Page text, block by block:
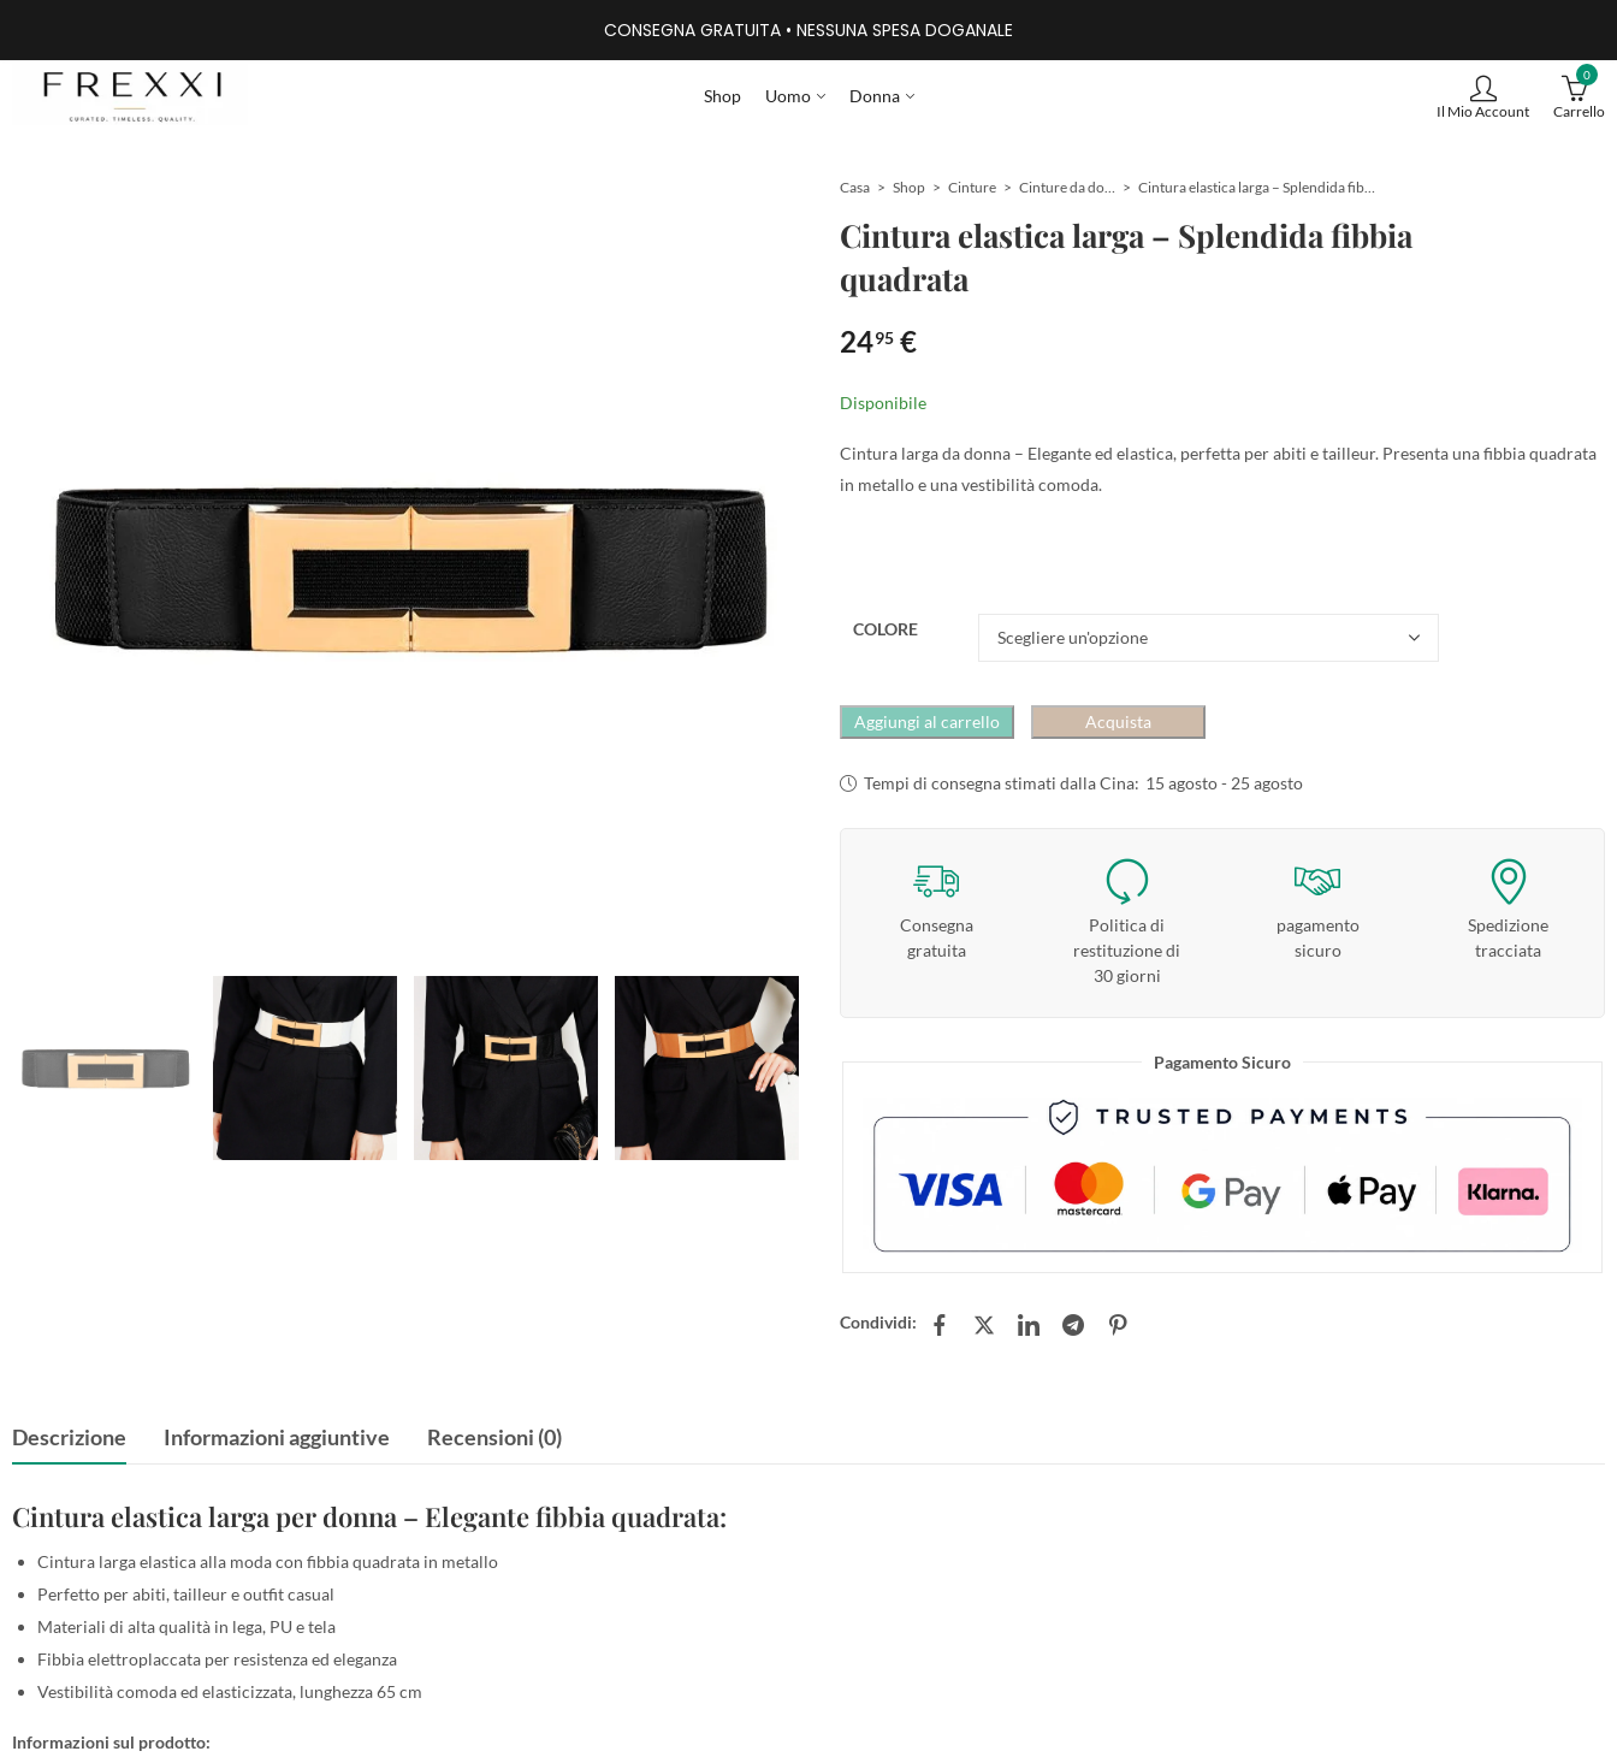
CONSEGNA GRATUITA • NESSUNA SPESA DOGANALE
Shop Uomo Donna
Il Mio Account
0
Carrello
Casa Shop Cinture Cinture da donna Cintura elastica larga – Splendida fibbia quadrata
Cintura elastica larga – Splendida fibbia
quadrata
2495 €
Disponibile
Cintura larga da donna – Elegante ed elastica, perfetta per abiti e tailleur. Presenta una fibbia quadrata
in metallo e una vestibilità comoda.
COLORE
Aggiungi al carrello Acquista
Tempi di consegna stimati dalla Cina: 15 agosto - 25 agosto
Consegna
gratuita
Politica di
restituzione di
30 giorni
pagamento
sicuro
Spedizione
tracciata
Pagamento Sicuro
Condividi:
Descrizione Informazioni aggiuntive Recensioni (0)
Cintura elastica larga per donna – Elegante fibbia quadrata:
Cintura larga elastica alla moda con fibbia quadrata in metallo
Perfetto per abiti, tailleur e outfit casual
Materiali di alta qualità in lega, PU e tela
Fibbia elettroplaccata per resistenza ed eleganza
Vestibilità comoda ed elasticizzata, lunghezza 65 cm
Informazioni sul prodotto: